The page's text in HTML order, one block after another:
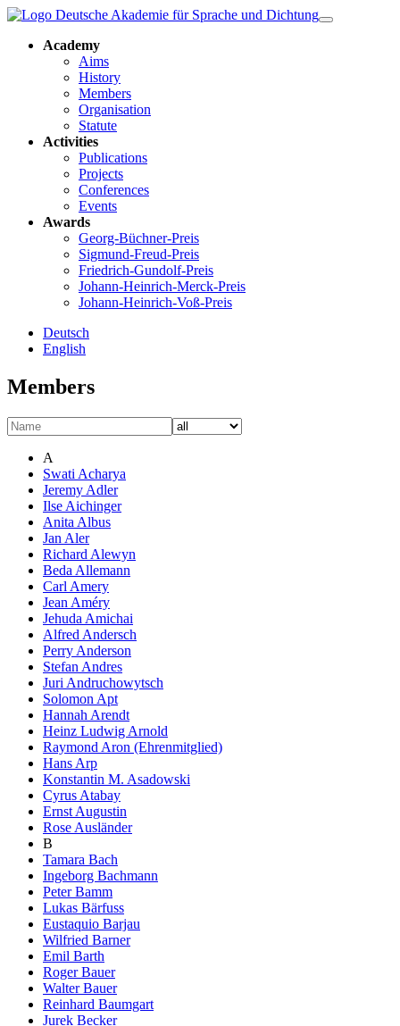
Academy
Aims
History
Members
Organisation
Statute
Activities
Publications
Projects
Conferences
Events
Awards
Georg-Büchner-Preis
Sigmund-Freud-Preis
Friedrich-Gundolf-Preis
Johann-Heinrich-Merck-Preis
Johann-Heinrich-Voß-Preis
Deutsch
English
Members
A
Swati Acharya
Jeremy Adler
Ilse Aichinger
Anita Albus
Jan Aler
Richard Alewyn
Beda Allemann
Carl Amery
Jean Améry
Jehuda Amichai
Alfred Andersch
Perry Anderson
Stefan Andres
Juri Andruchowytsch
Solomon Apt
Hannah Arendt
Heinz Ludwig Arnold
Raymond Aron (Ehrenmitglied)
Hans Arp
Konstantin M. Asadowski
Cyrus Atabay
Ernst Augustin
Rose Ausländer
B
Tamara Bach
Ingeborg Bachmann
Peter Bamm
Lukas Bärfuss
Eustaquio Barjau
Wilfried Barner
Emil Barth
Roger Bauer
Walter Bauer
Reinhard Baumgart
Jurek Becker